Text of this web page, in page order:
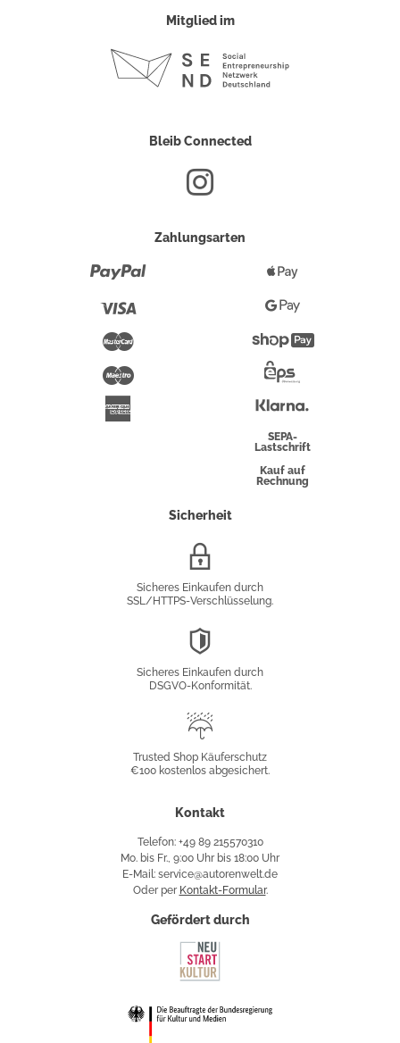
Mitglied im
Bleib Connected
Zahlungsarten
Maestro
Pay
Google
Pay
Überweisung
SEPA-
Lastschrift
Kauf auf
Rechnung
Sicherheit
Sicheres Einkaufen durch
SSL/HTTPS-Verschlüsselung.
Sicheres Einkaufen durch
DSGVO-Konformität.
Käuferschutz
Trusted Shop Käuferschutz
€100 kostenlos abgesichert.
Kontakt
Telefon: +49 89 215570310
Mo. bis Fr., 9:00 Uhr bis 18:00 Uhr
E-Mail: service@autorenwelt.de
Oder per Kontakt-Formular.
Gefördert durch